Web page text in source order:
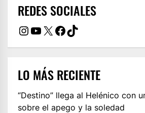
REDES SOCIALES
Instagram
YouTube
X Facebook
TikTok
LO MÁS RECIENTE
“Destino” llega al Helénico con
sobre el apego y la soledad